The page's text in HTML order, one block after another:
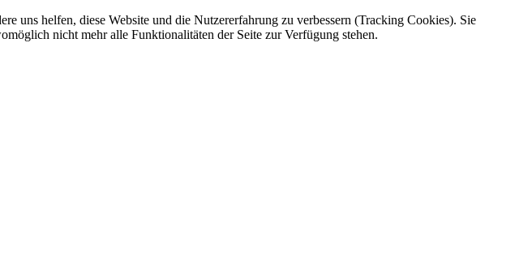
uns helfen, diese Website und die Nutzererfahrung zu verbessern (Tracking Cookies). Sie
nicht mehr alle Funktionalitäten der Seite zur Verfügung stehen.